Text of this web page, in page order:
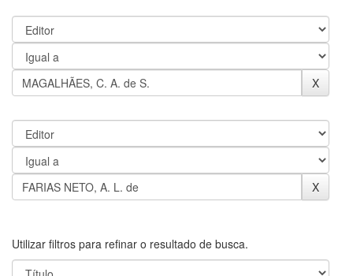
Utilizar filtros para refinar o resultado de busca.